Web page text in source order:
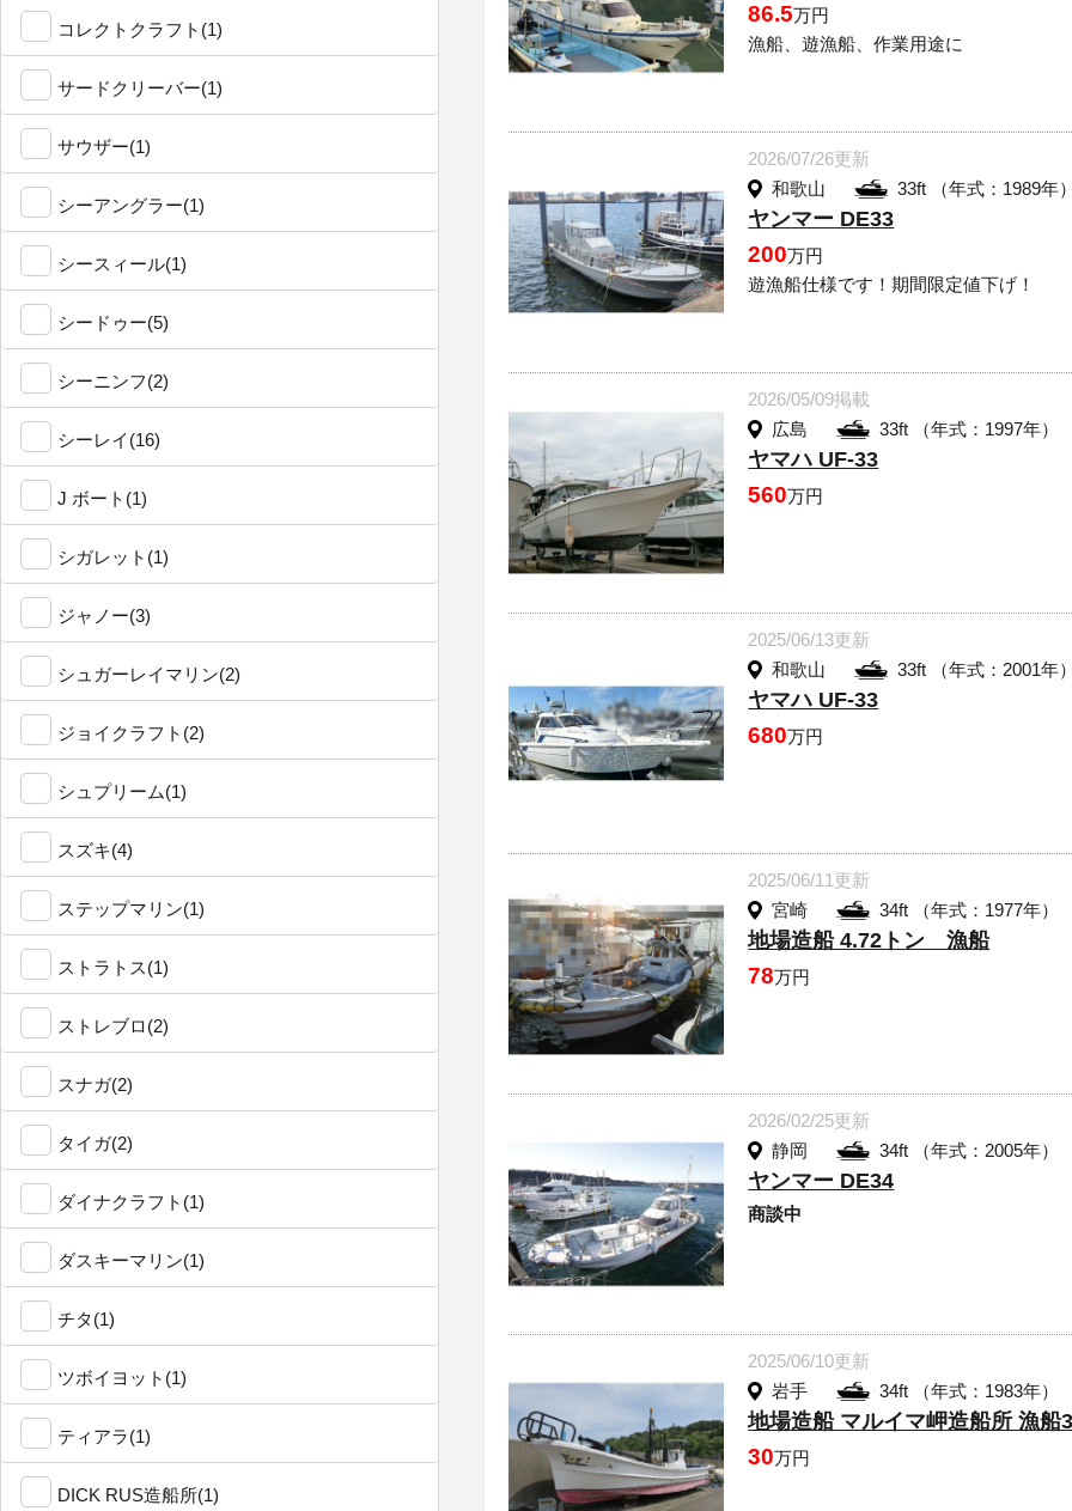
コレクトクラフト(1)
サードクリーバー(1)
サウザー(1)
シーアングラー(1)
シースィール(1)
シードゥー(5)
シーニンフ(2)
シーレイ(16)
J ボート(1)
シガレット(1)
ジャノー(3)
シュガーレイマリン(2)
ジョイクラフト(2)
シュプリーム(1)
スズキ(4)
ステップマリン(1)
ストラトス(1)
ストレブロ(2)
スナガ(2)
タイガ(2)
ダイナクラフト(1)
ダスキーマリン(1)
チタ(1)
ツボイヨット(1)
ティアラ(1)
DICK RUS造船所(1)
86.5万円
漁船、遊漁船、作業用途に
2026/07/26更新
和歌山
33ft （年式：1989年
ヤンマー DE33
200万円
遊漁船仕様です！期間限定値下げ！
2026/05/09掲載
広島
33ft （年式：1997年）
ヤマハ UF-33
560万円
2025/06/13更新
和歌山
33ft （年式：2001年
ヤマハ UF-33
680万円
2025/06/11更新
宮崎
34ft （年式：1977年）
地場造船 4.72トン 漁船
78万円
2026/02/25更新
静岡
34ft （年式：2005年）
ヤンマー DE34
商談中
2025/06/10更新
岩手
34ft （年式：1983年）
地場造船 マルイマ岬造船所 漁船
30万円